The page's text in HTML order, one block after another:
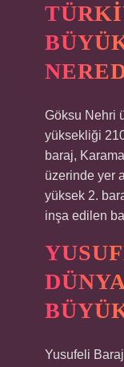
Göksu Nehri
yüksekliği
baraj,
üzerinde yer
yüksek 2.
inşa edilen
Yusufeli